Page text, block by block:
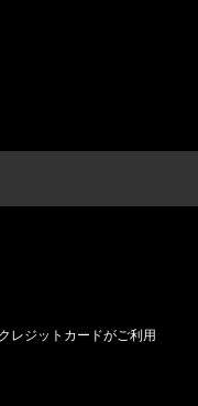
レジットカードがご利用